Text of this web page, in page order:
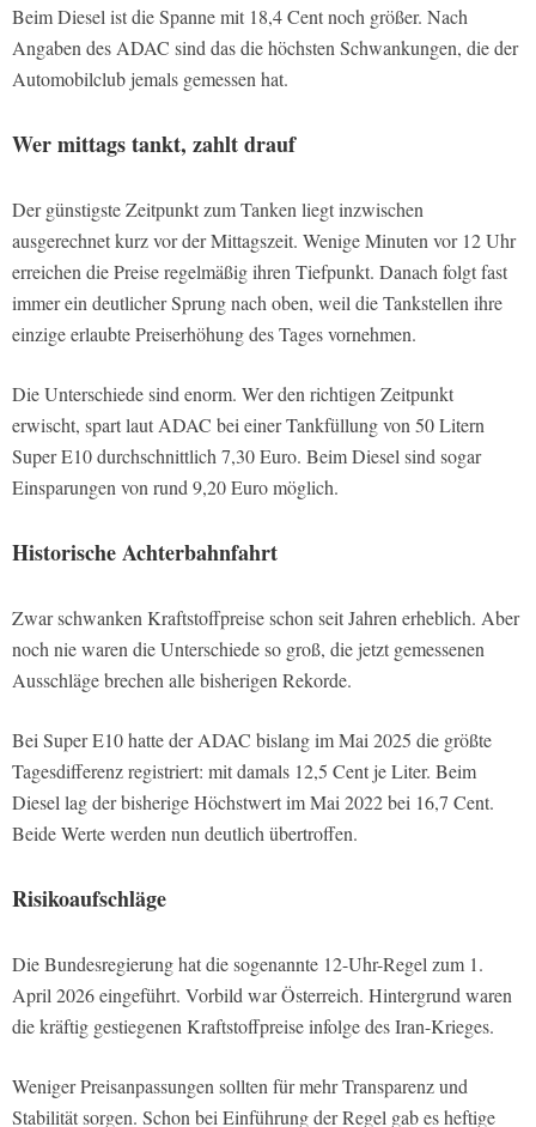
Beim Diesel ist die Spanne mit 18,4 Cent noch größer. Nach
Angaben des ADAC sind das die höchsten Schwankungen, die der
Automobilclub jemals gemessen hat.
Wer mittags tankt, zahlt drauf
Der günstigste Zeitpunkt zum Tanken liegt inzwischen
ausgerechnet kurz vor der Mittagszeit. Wenige Minuten vor 12 Uhr
erreichen die Preise regelmäßig ihren Tiefpunkt. Danach folgt fast
immer ein deutlicher Sprung nach oben, weil die Tankstellen ihre
einzige erlaubte Preiserhöhung des Tages vornehmen.
Die Unterschiede sind enorm. Wer den richtigen Zeitpunkt
erwischt, spart laut ADAC bei einer Tankfüllung von 50 Litern
Super E10 durchschnittlich 7,30 Euro. Beim Diesel sind sogar
Einsparungen von rund 9,20 Euro möglich.
Historische Achterbahnfahrt
Zwar schwanken Kraftstoffpreise schon seit Jahren erheblich. Aber
noch nie waren die Unterschiede so groß, die jetzt gemessenen
Ausschläge brechen alle bisherigen Rekorde.
Bei Super E10 hatte der ADAC bislang im Mai 2025 die größte
Tagesdifferenz registriert: mit damals 12,5 Cent je Liter. Beim
Diesel lag der bisherige Höchstwert im Mai 2022 bei 16,7 Cent.
Beide Werte werden nun deutlich übertroffen.
Risikoaufschläge
Die Bundesregierung hat die sogenannte 12-Uhr-Regel zum 1.
April 2026 eingeführt. Vorbild war Österreich. Hintergrund waren
die kräftig gestiegenen Kraftstoffpreise infolge des Iran-Krieges.
Weniger Preisanpassungen sollten für mehr Transparenz und
Stabilität sorgen. Schon bei Einführung der Regel gab es heftige